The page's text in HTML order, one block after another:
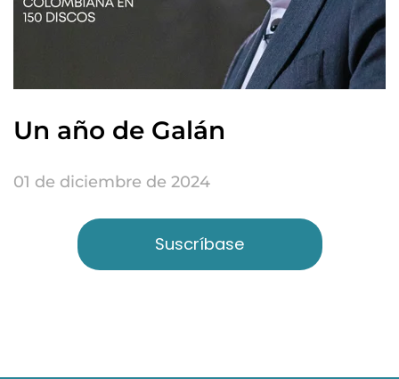
Un año de Galán
01 de diciembre de 2024
Suscríbase